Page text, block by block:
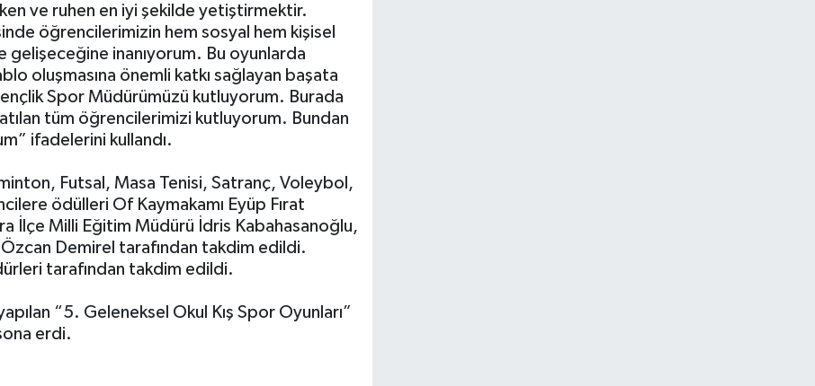
ve ruhen en iyi şekilde yetiştirmektir.
öğrencilerimizin hem sosyal hem kişisel
gelişeceğine inanıyorum. Bu oyunlarda
oluşmasına önemli katkı sağlayan başata
Spor Müdürümüzü kutluyorum. Burada
tüm öğrencilerimizi kutluyorum. Bundan
ifadelerini kullandı.
Futsal, Masa Tenisi, Satranç, Voleybol,
ödülleri Of Kaymakamı Eyüp Fırat
İlçe Milli Eğitim Müdürü İdris Kabahasanoğlu,
Demirel tarafından takdim edildi.
tarafından takdim edildi.
“5. Geleneksel Okul Kış Spor Oyunları”
erdi.